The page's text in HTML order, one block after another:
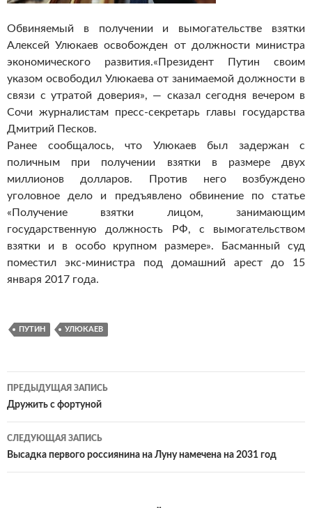
Обвиняемый в получении и вымогательстве взятки
Алексей Улюкаев освобожден от должности министра
экономического развития.«Президент Путин своим
указом освободил Улюкаева от занимаемой должности в
связи с утратой доверия», — сказал сегодня вечером в
Сочи журналистам пресс-секретарь главы государства
Дмитрий Песков.
Ранее сообщалось, что Улюкаев был задержан с
поличным при получении взятки в размере двух
миллионов долларов. Против него возбуждено
уголовное дело и предъявлено обвинение по статье
«Получение взятки лицом, занимающим
государственную должность РФ, с вымогательством
взятки и в особо крупном размере». Басманный суд
поместил экс-министра под домашний арест до 15
января 2017 года.
ПУТИН УЛЮКАЕВ
Навигация
по
записям
ПРЕДЫДУЩАЯ ЗАПИСЬ
Дружить с фортуной
СЛЕДУЮЩАЯ ЗАПИСЬ
Высадка первого россиянина на Луну намечена на 2031 год